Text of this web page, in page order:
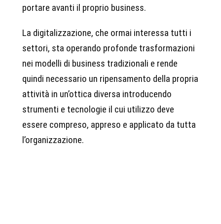
portare avanti il proprio business.
La digitalizzazione, che ormai interessa tutti i
settori, sta operando profonde trasformazioni
nei modelli di business tradizionali e rende
quindi necessario un ripensamento della propria
attività in un’ottica diversa introducendo
strumenti e tecnologie il cui utilizzo deve
essere compreso, appreso e applicato da tutta
l’organizzazione.